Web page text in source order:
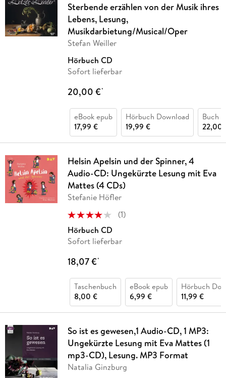
Sterbende erzählen von der Musik ihres
Lebens, Lesung,
Musikdarbietung/Musical/Oper
Stefan Weiller
Hörbuch CD
Sofort lieferbar
20,00 €*
eBook epub
17,99 €
Hörbuch Download
19,99 €
Buch
22,00
Helsin Apelsin und der Spinner, 4
Audio-CD: Ungekürzte Lesung mit Eva
Mattes (4 CDs)
Stefanie Höfler
(1)
Hörbuch CD
Sofort lieferbar
18,07 €*
Taschenbuch
8,00 €
eBook epub
6,99 €
Hörbuch
11,99 €
So ist es gewesen,1 Audio-CD, 1 MP3:
Ungekürzte Lesung mit Eva Mattes (1
mp3-CD), Lesung. MP3 Format
Natalia Ginzburg